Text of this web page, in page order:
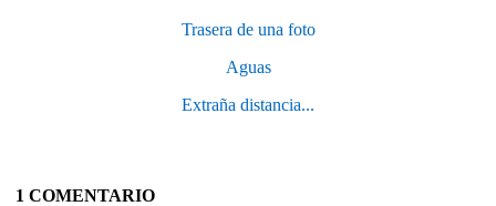
Trasera de una foto
Aguas
Extraña distancia...
1 COMENTARIO